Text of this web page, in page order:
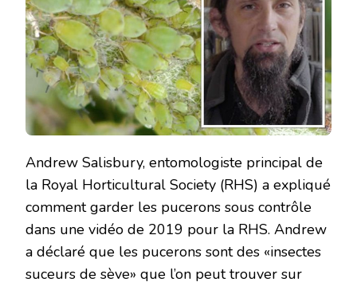
Andrew Salisbury, entomologiste principal de
la Royal Horticultural Society (RHS) a expliqué
comment garder les pucerons sous contrôle
dans une vidéo de 2019 pour la RHS. Andrew
a déclaré que les pucerons sont des «insectes
suceurs de sève» que l’on peut trouver sur